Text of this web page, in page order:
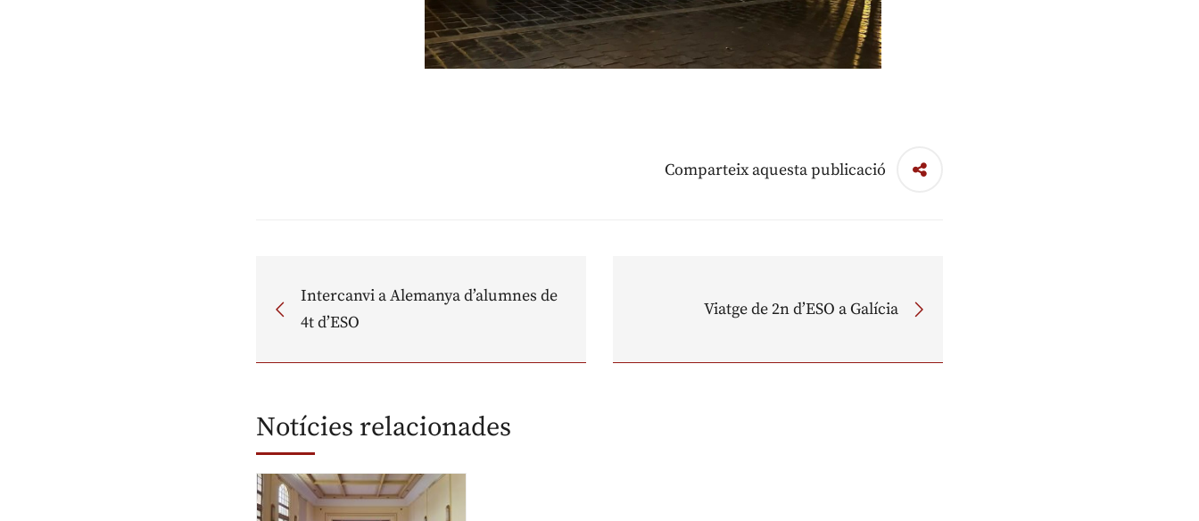
Comparteix aquesta publicació
Intercanvi a Alemanya d’alumnes de
4t d’ESO
Viatge de 2n d’ESO a Galícia
Notícies relacionades